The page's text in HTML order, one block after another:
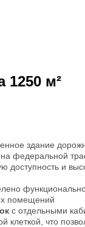
1250 м²
здание
федеральной
доступность и
помещений
с отдельными
клеткой, что